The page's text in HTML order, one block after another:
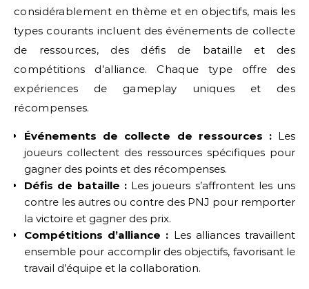
considérablement en thème et en objectifs, mais les
types courants incluent des événements de collecte
de ressources, des défis de bataille et des
compétitions d’alliance. Chaque type offre des
expériences de gameplay uniques et des
récompenses.
Événements de collecte de ressources :Les
joueurs collectent des ressources spécifiques pour
gagner des points et des récompenses.
Défis de bataille :Les joueurs s’affrontent les uns
contre les autres ou contre des PNJ pour remporter
la victoire et gagner des prix.
Compétitions d’alliance : Les alliances travaillent
ensemble pour accomplir des objectifs, favorisant le
travail d’équipe et la collaboration.